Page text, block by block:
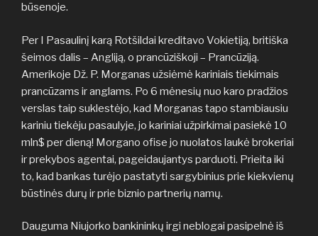
būsenoje.
Per I Pasaulinį karą Rotšildai kreditavo Vokietiją, britiška
šeimos dalis – Angliją, o prancūziškoji – Prancūziją.
Amerikoje Dž. P. Morganas užsiėmė kariniais tiekimais
prancūzams ir anglams. Po 6 mėnesių nuo karo pradžios
verslas taip suklestėjo, kad Morganas tapo stambiausiu
kariniu tiekėju pasaulyje, jo kariniai užpirkimai pasiekė 10
mln$ per dieną! Morgano ofise jo nuolatos laukė brokeriai
ir prekybos agentai, pageidaujantys parduoti. Prieita iki
to, kad bankas turėjo pastatyti sargybinius prie kiekvienų
būstinės durų ir prie biznio partnerių namų.
Dauguma Niujorko bankininkų irgi neblogai pasipelnė iš